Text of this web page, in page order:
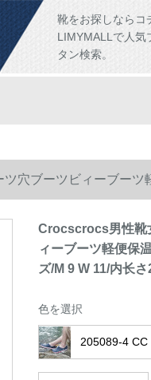
靴をお探しならコ
LIMYMALLで人気
タン検索。
穴ブーツビィーブー
Crocscrocs男性靴
ィーブーツ軽便保
ズ/M 9 W 11/内长
色を選択
205089-4 CC